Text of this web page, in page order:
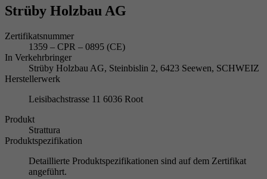
Strüby Holzbau AG
Zertifikatsnummer
1359 – CPR – 0895 (CE)
In Verkehrbringer
Strüby Holzbau AG, Steinbislin 2, 6423 Seewen, SCHWEIZ
Herstellerwerk
Leisibachstrasse 11 6036 Root
Produkt
Strattura
Produktspezifikation
Detaillierte Produktspezifikationen sind auf dem Zertifikat
angeführt.